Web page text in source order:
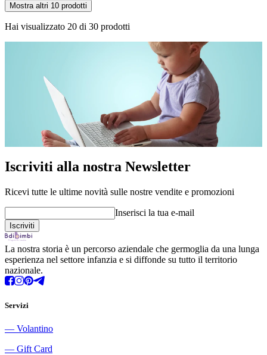
Mostra altri 10 prodotti
Hai visualizzato 20 di 30 prodotti
Iscriviti alla nostra Newsletter
Ricevi tutte le ultime novità sulle nostre vendite e promozioni
Inserisci la tua e-mail
La nostra storia è un percorso aziendale che germoglia da una lunga
esperienza nel settore infanzia e si diffonde su tutto il territorio
nazionale.
Servizi
― Volantino
― Gift Card